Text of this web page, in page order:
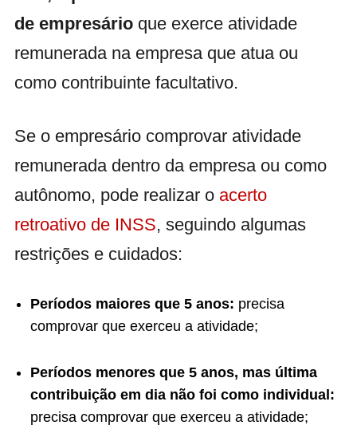
de empresário que exerce atividade
remunerada na empresa que atua ou
como contribuinte facultativo.
Se o empresário comprovar atividade
remunerada dentro da empresa ou como
autônomo, pode realizar o acerto
retroativo de INSS, seguindo algumas
restrições e cuidados:
Períodos maiores que 5 anos: precisa
comprovar que exerceu a atividade;
Períodos menores que 5 anos, mas última
contribuição em dia não foi como individual:
precisa comprovar que exerceu a atividade;